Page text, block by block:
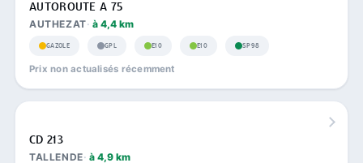
AUTOROUTE A 75
AUTHEZAT à 4,4 km
GAZOLE GPL E10 E10 SP98
Prix non actualisés récemment
CD 213
TALLENDE à 4,9 km